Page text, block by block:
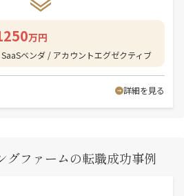
万円
SaaSベンダ / アカウントエグゼクティブ
詳細を見る
グファームの転職成功事例